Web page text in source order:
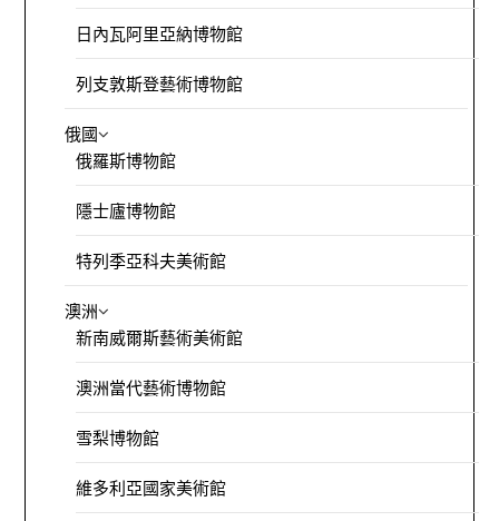
日內瓦阿里亞納博物館
列支敦斯登藝術博物館
俄國
俄羅斯博物館
隱士廬博物館
特列季亞科夫美術館
澳洲
新南威爾斯藝術美術館
澳洲當代藝術博物館
雪梨博物館
維多利亞國家美術館